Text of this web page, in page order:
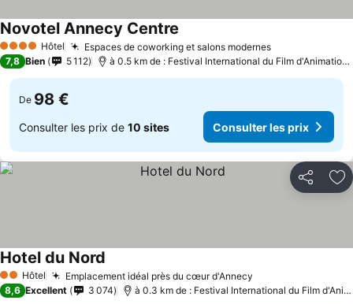
4 Étoiles Hôtel Espaces de coworking et salons modernesConsulter les
Novotel Annecy Centre
7,8 Bien 5 112 à 0.5 km de : Festival International du Film d'Animation
De 98 €
Consulter les prix de 10 sites Consulter les prix
Partager
2 Étoiles
Hôtel Emplacement idéal près du cœur d'Annecy
Hotel du Nord
8,6 Excellent 3 074 à 0.3 km de : Festival International du Film